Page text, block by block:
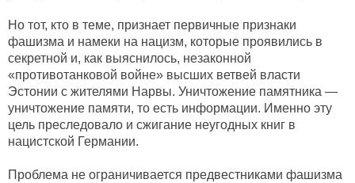
Но тот, кто в теме, признает первичные признаки
фашизма и намеки на нацизм, которые проявились в
секретной и, как выяснилось, незаконной
«противотанковой войне» высших ветвей власти
Эстонии с жителями Нарвы. Уничтожение памятника —
уничтожение памяти, то есть информации. Именно эту
цель преследовало и сжигание неугодных книг в
нацистской Германии.
Проблема не ограничивается предвестниками фашизма